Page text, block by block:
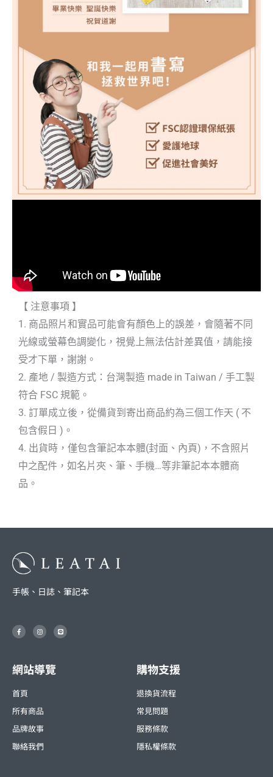
【 注意事項 】
1. 商品照片和實品可能會有顏色上的誤差，會隨著不同
光線或螢幕色調變化，視覺上無法估計差異值，請能接
受才下單，謝謝。
2. 產地 / 製造方式：台灣製造 made in Taiwan / 手工製
符合 FSC 規範。
3. 訂單成立後，從備貨到寄出商品約為三個工作天 ( 不
包含假日 )。
4. 出貨時，僅包含筆記本本體(封面、內頁)，不含照片
中之配件，如名片夾、筆、手機…等非筆記本本體商
品。
手帳、日誌、筆記本
F
a
c
k
-
I
n
s
r
a
m
L
i
n
網站導覽
首頁
所有商品
品牌故事
聯絡我們
購物支援
退換貨流程
常見問題
服務條款
隱私權條款